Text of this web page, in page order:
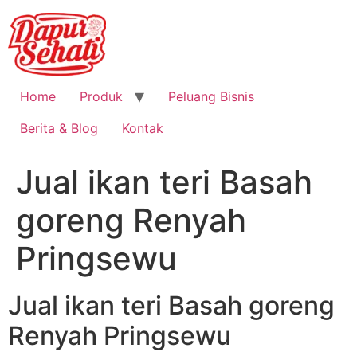
Home Produk
Peluang Bisnis
Berita & Blog
Kontak
Jual ikan teri Basah
goreng Renyah
Pringsewu
Jual ikan teri Basah goreng
Renyah Pringsewu